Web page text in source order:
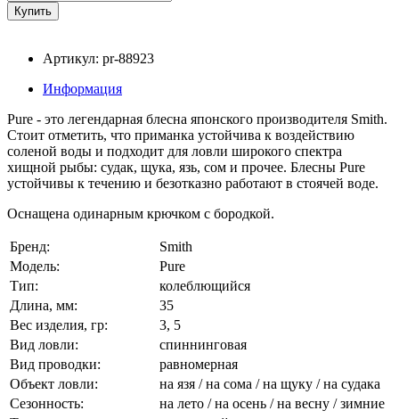
Артикул: pr-88923
Информация
Pure - это легендарная блесна японского производителя Smith.
Стоит отметить, что приманка устойчива к воздействию
соленой воды и подходит для ловли широкого спектра
хищной рыбы: судак, щука, язь, сом и прочее. Блесны Pure
устойчивы к течению и безотказно работают в стоячей воде.
Оснащена одинарным крючком с бородкой.
Бренд:
Smith
Модель:
Pure
Тип:
колеблющийся
Длина, мм:
35
Вес изделия, гр:
3, 5
Вид ловли:
спиннинговая
Вид проводки:
равномерная
Объект ловли:
на язя / на сома / на щуку / на судака
Сезонность:
на лето / на осень / на весну / зимние